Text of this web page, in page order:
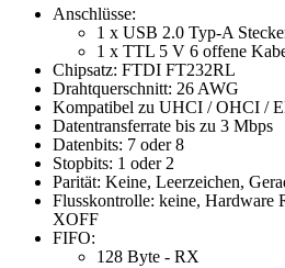
Anschlüsse:
1 x USB 2.0 Typ-A
1 x TTL 5 V 6 offene
Chipsatz: FTDI FT232RL
Drahtquerschnitt: 26 AWG
Kompatibel zu UHCI / OHCI /
Datentransferrate bis zu 3 Mbps
Datenbits: 7 oder 8
Stopbits: 1 oder 2
Parität: Keine, Leerzeichen,
Flusskontrolle: keine,
XOFF
FIFO:
128 Byte - RX